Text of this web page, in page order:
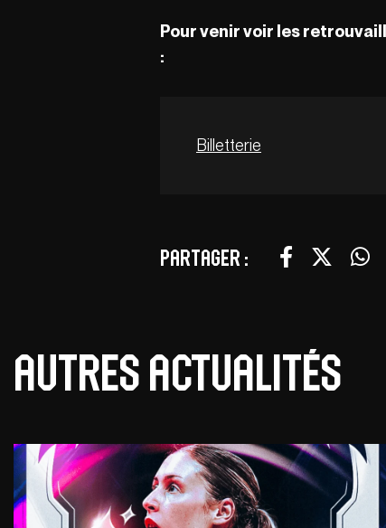
Pour venir voir les
:
Billetterie
Partager :
Autres actualités